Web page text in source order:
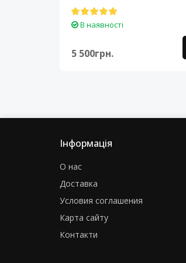
В наявності
5 500грн.
Інформація
О нас
Доставка
Условия соглашения
Карта сайту
Контакти